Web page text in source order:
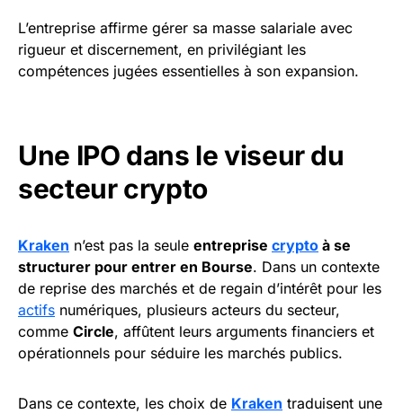
L’entreprise affirme gérer sa masse salariale avec
rigueur et discernement, en privilégiant les
compétences jugées essentielles à son expansion.
Une IPO dans le viseur du
secteur crypto
Kraken n’est pas la seule entreprise crypto à se
structurer pour entrer en Bourse. Dans un contexte
de reprise des marchés et de regain d’intérêt pour les
actifs numériques, plusieurs acteurs du secteur,
comme Circle, affûtent leurs arguments financiers et
opérationnels pour séduire les marchés publics.
Dans ce contexte, les choix de Kraken traduisent une